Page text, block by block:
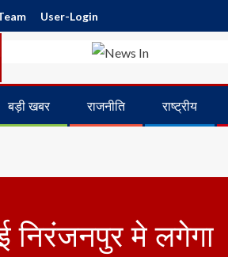
User-Login
बड़ी खबर राजनीति राष्ट्रीय
मे लगेगा